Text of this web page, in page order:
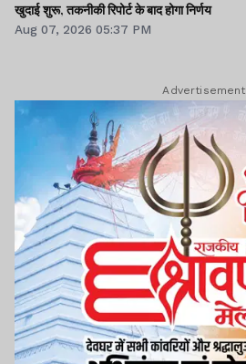
खुदाई शुरू, तकनीकी रिपोर्ट के बाद होगा निर्णय
Aug 07, 2026 05:37 PM
Advertisement